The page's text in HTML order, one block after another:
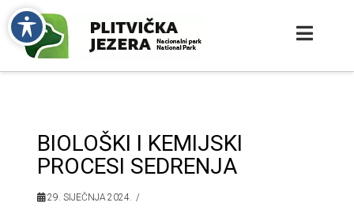
BIOLOŠKI I KEMIJSKI
PROCESI SEDRENJA
29. SIJEČNJA 2024.